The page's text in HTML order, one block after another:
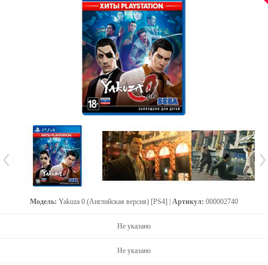
Модель: Yakuza 0 (Английская версия) [PS4] | Артикул: 000002740
Не указано
Не указано